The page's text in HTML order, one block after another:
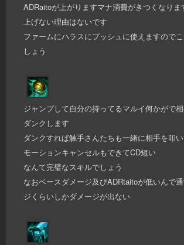
ADRaitoが上がりますマナ消費がきつくなりま
上げない理由はないです
ファームにハラスにプッシュに使えますので
しょう
ジャンプして自分の持ってるマルイ何かがで
ダンクします
ダンクすれば触手さんたちも一緒に相手を叩
モーションキャンセルもできてCD短い
なんて完璧なスキルでしょう
なおベースダメージ及びADRtaitoが低いんで
ジくらいしかダメージが出ない